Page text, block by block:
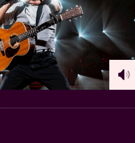
Muzikale duizendpoot
en schitterde al
Mathieu Terryn (Bazart)
in handen van Ineke Nijssen